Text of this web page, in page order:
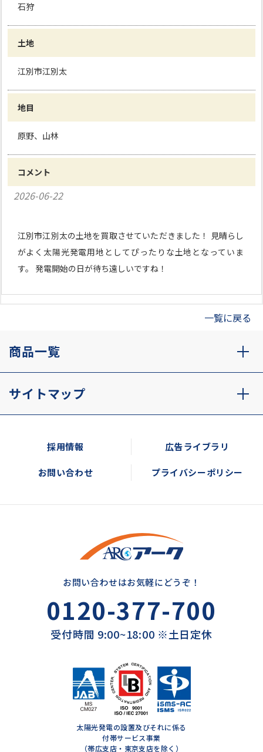
石狩
土地
江別市江別太
地目
原野、山林
コメント
2026-06-22
江別市江別太の土地を買取させていただきました！ 見晴らし
がよく太陽光発電用地としてぴったりな土地となっていま
す。 発電開始の日が待ち遠しいですね！
一覧に戻る
商品一覧
サイトマップ
採用情報 広告ライブラリ
お問い合わせ プライバシーポリシー
お問い合わせはお気軽にどうぞ！
0120-377-700
受付時間 9:00~18:00 ※土日定休
太陽光発電の設置及びそれに係る
付帯サービス事業
（帯広支店・東京支店を除く）